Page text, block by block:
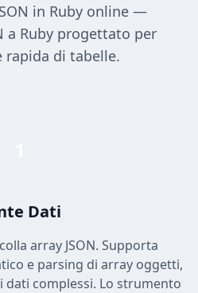
in Ruby online —
a Ruby progettato per
rapida di tabelle.
Dati
array JSON. Supporta
e parsing di array oggetti,
complessi. Lo strumento